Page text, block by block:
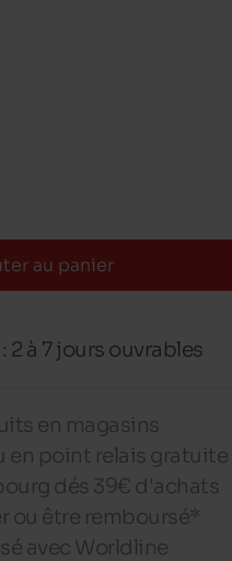
au panier
2 à 7 jours ouvrables
en magasins
en point relais gratuite
dés 39€ d'achats
ou être remboursé*
avec Worldline